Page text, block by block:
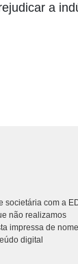
a
societária com a
não realizamos
impressa de nome
digital